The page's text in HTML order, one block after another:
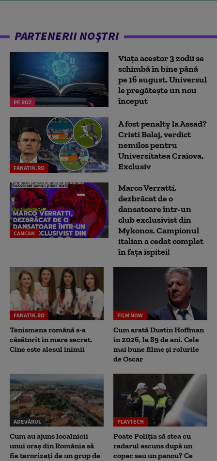
PARTENERII NOȘTRI
PE ROZ
Viața acestor 3 zodii se
schimbă în bine până
pe 16 august. Universul
le pregătește un nou
început
FANATIK.RO
A fost penalty la Assad?
Cristi Balaj, verdict
nemilos pentru
Universitatea Craiova.
Exclusiv
CANCAN
Marco Verratti,
dezbrăcat de o
dansatoare într-un
club exclusivist din
Mykonos. Campionul
italian a cedat complet
în fața ispitei!
FANATIK.RO
Tenismena română s-a
căsătorit în mare secret.
Cine este alesul inimii
FILM NOW
Cum arată Dustin Hoffman
în 2026, la 89 de ani. Cele
mai bune filme și rolurile
de Oscar
ADEVĂRUL
Cum au ajuns localnicii
unui oraș din România să
fie terorizați de un grup de
PLAYTECH
Poate Poliția să stea cu
radarul ascuns după un
copac sau un panou? Ce